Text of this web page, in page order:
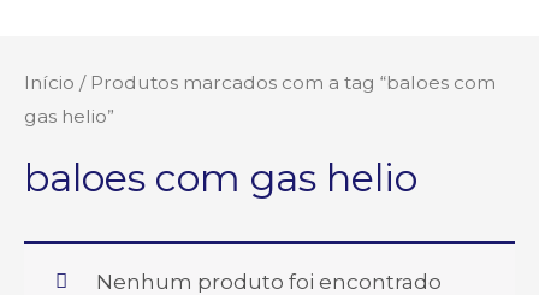
Início / Produtos marcados com a tag “baloes com
gas helio”
baloes com gas helio
Nenhum produto foi encontrado